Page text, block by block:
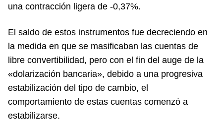
una contracción ligera de -0,37%.
El saldo de estos instrumentos fue decreciendo en
la medida en que se masificaban las cuentas de
libre convertibilidad, pero con el fin del auge de la
«dolarización bancaria», debido a una progresiva
estabilización del tipo de cambio, el
comportamiento de estas cuentas comenzó a
estabilizarse.